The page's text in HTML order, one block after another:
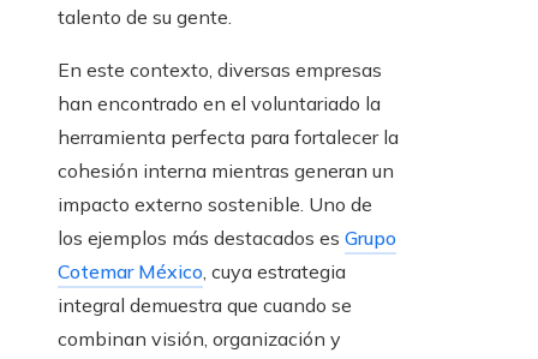
talento de su gente.
En este contexto, diversas empresas
han encontrado en el voluntariado la
herramienta perfecta para fortalecer la
cohesión interna mientras generan un
impacto externo sostenible. Uno de
los ejemplos más destacados es Grupo
Cotemar México, cuya estrategia
integral demuestra que cuando se
combinan visión, organización y